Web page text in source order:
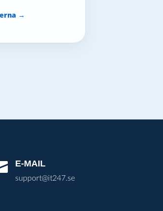
→
E-MAIL
support@it247.se